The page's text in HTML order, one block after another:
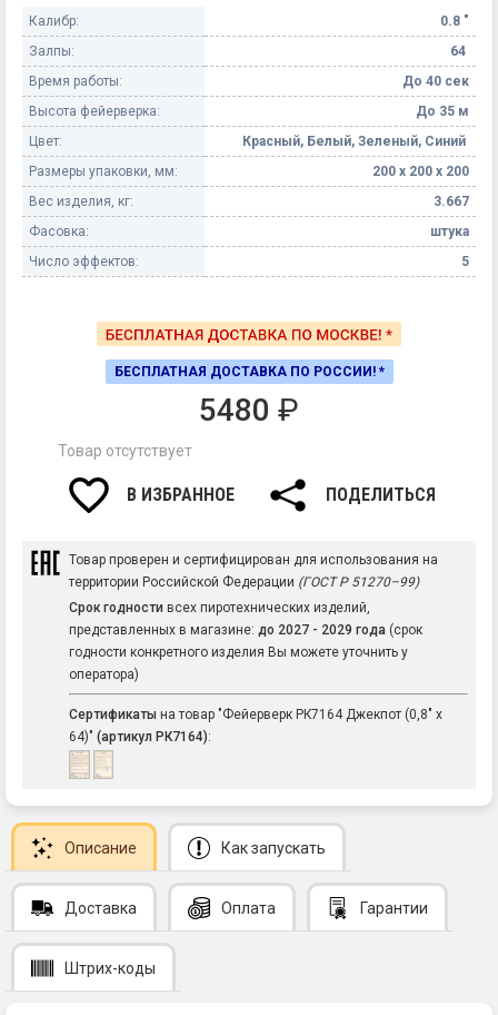
Калибр:
0.8 "
Залпы:
64
Время работы:
До 40 сек
Высота фейерверка:
До 35 м
Цвет:
Красный, Белый, Зеленый, Синий
Размеры упаковки, мм:
200 х 200 х 200
Вес изделия, кг:
3.667
Фасовка:
штука
Число эффектов:
5
БЕСПЛАТНАЯ ДОСТАВКА ПО РОССИИ! *
5480 ₽
Товар отсутствует
В ИЗБРАННОЕ ПОДЕЛИТЬСЯ
Товар проверен и сертифицирован для использования на
территории Российской Федерации (ГОСТ Р 51270–99)
Срок годности всех пиротехнических изделий,
представленных в магазине: до 2027 - 2029 года (срок
годности конкретного изделия Вы можете уточнить у
оператора)
Сертификаты на товар "Фейерверк РК7164 Джекпот (0,8" х
64)" (артикул РК7164):
Описание Как запускать
Доставка Оплата Гарантии
Штрих-коды